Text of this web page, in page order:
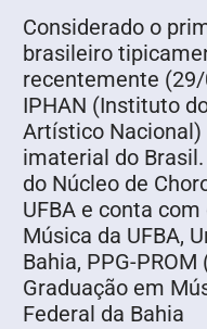
Considerado o
brasileiro
recentemente
IPHAN (Instituto
Artístico
imaterial do
do Núcleo de
UFBA e conta
Música da UFBA,
Bahia, PPG-
Graduação em
Federal da Bahia